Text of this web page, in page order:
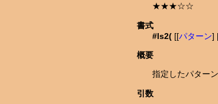
★★★☆☆
書式
#ls2([[パターン]
概要
指定したパター
引数